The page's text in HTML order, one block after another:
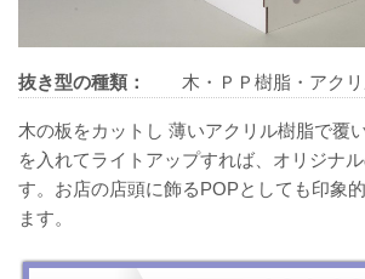
抜き型の種類： 木・ＰＰ樹脂・アク
木の板をカットし 薄いアクリル樹脂で覆
を入れてライトアップすれば、オリジナ
す。お店の店頭に飾るPOPとしても印象
ます。